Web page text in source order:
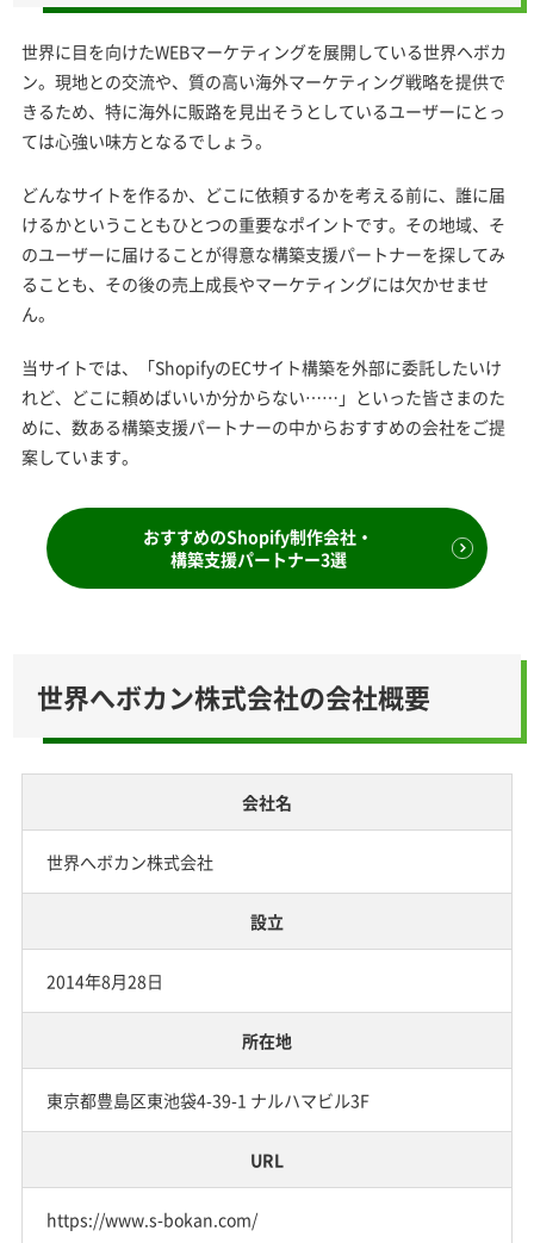
世界に目を向けたWEBマーケティングを展開している世界ヘボカ
ン。現地との交流や、質の高い海外マーケティング戦略を提供で
きるため、特に海外に販路を見出そうとしているユーザーにとっ
ては心強い味方となるでしょう。
どんなサイトを作るか、どこに依頼するかを考える前に、誰に届
けるかということもひとつの重要なポイントです。その地域、そ
のユーザーに届けることが得意な構築支援パートナーを探してみ
ることも、その後の売上成長やマーケティングには欠かせませ
ん。
当サイトでは、「ShopifyのECサイト構築を外部に委託したいけ
れど、どこに頼めばいいか分からない……」といった皆さまのた
めに、数ある構築支援パートナーの中からおすすめの会社をご提
案しています。
おすすめのShopify制作会社・
構築支援パートナー3選
世界へボカン株式会社の会社概要
会社名
世界へボカン株式会社
設立
2014年8月28日
所在地
東京都豊島区東池袋4-39-1 ナルハマビル3F
URL
https://www.s-bokan.com/